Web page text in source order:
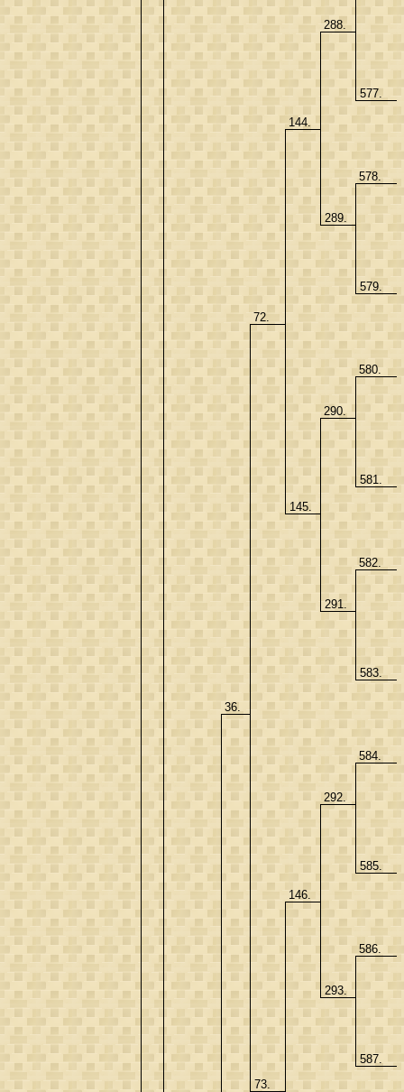
36.
72.
144.
288.
577.
289.
578.
579.
145.
290.
580.
581.
291.
582.
583.
73.
146.
292.
584.
585.
293.
586.
587.